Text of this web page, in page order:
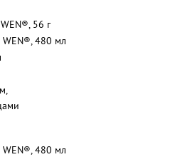
56 г
480 мл
480 мл